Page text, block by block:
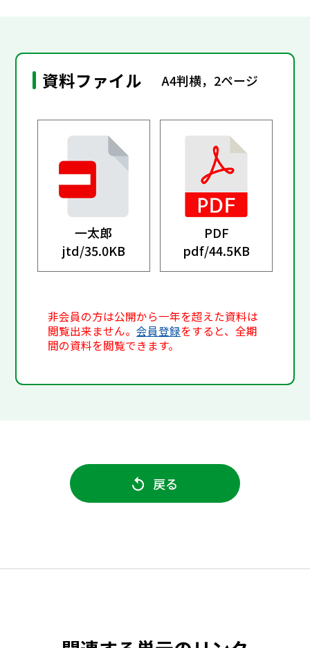
資料ファイル A4判横，2ページ
一太郎
jtd/35.0KB
PDF
pdf/44.5KB
非会員の方は公開から一年を超えた資料は
閲覧出来ません。会員登録をすると、全期
間の資料を閲覧できます。
戻る